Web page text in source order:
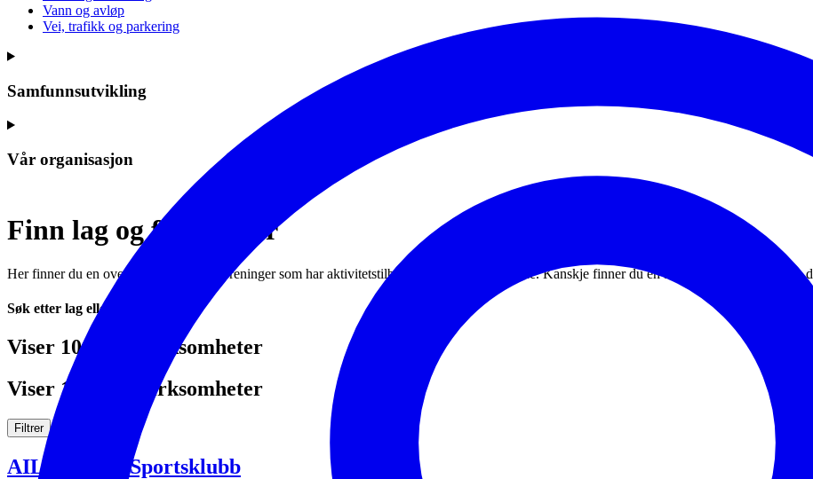
Vann og avløp
Vei, trafikk og parkering
Samfunnsutvikling
Vår organisasjon
Finn lag og foreninger
Her finner du en oversikt over lag og foreninger som har aktivitetstilbud i Lillestrøm kommune. Kanskje finner du en forening du vil engasjere
Søk etter lag eller foreninger
Viser 10 av 37 virksomheter
Viser 10 av 37 virksomheter
Filtrer
AIL Skjetten Sportsklubb